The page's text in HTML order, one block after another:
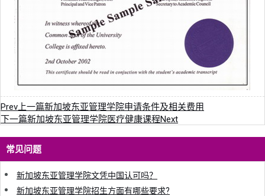
Prev上一篇新加坡东亚管理学院申请条件及相关费用
下一篇新加坡东亚管理学院医疗健康课程Next
常见问题
新加坡东亚管理学院文凭中国认可吗？
新加坡东亚管理学院招生方面有哪些要求?